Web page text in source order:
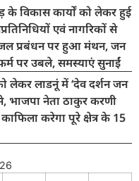
के विकास कार्यों को लेकर हुई
एवं नागरिकों से
जल प्रबंधन पर हुआ मंथन, जन
पर उबले, समस्याएं सुनाईं
लेकर लाडनूं में ‘देव दर्शन जन
भाजपा नेता ठाकुर करणी
करेगा पूरे क्षेत्र के 15